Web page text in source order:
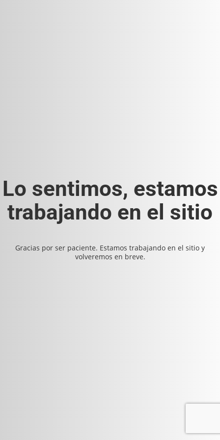
Lo sentimos, estamos
trabajando en el sitio
Gracias por ser paciente. Estamos trabajando en el sitio y
volveremos en breve.